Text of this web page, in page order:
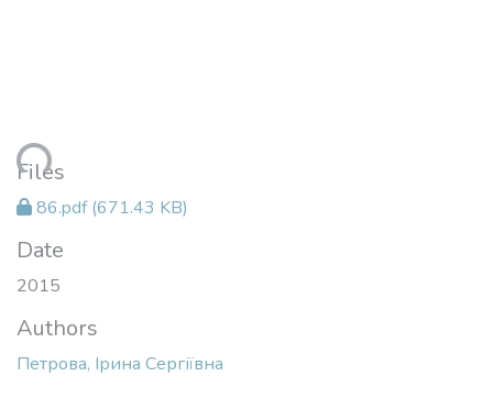
Files
86.pdf(671.43 KB)
Date
2015
Authors
Петрова, Ірина Сергіївна